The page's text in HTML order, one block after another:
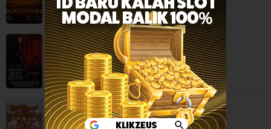
Capps Crossing: Wrong Side of Dead (2026…
Horror,Movies,Thriller,USA
Durlabh Prasad Ki Dusri Shadi (2025)
Comedy,Family,Movies,India